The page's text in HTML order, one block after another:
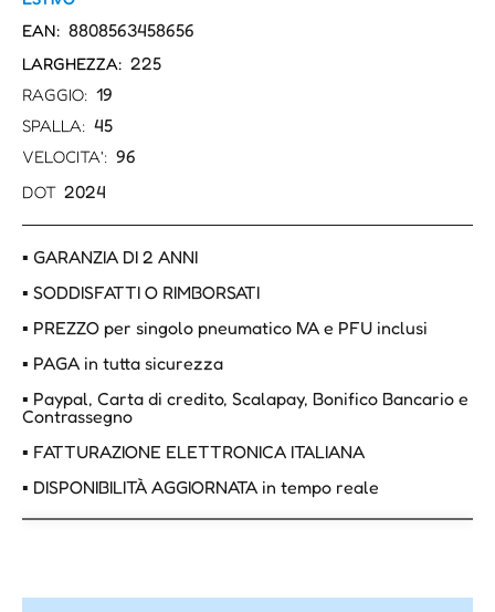
EAN: 8808563458656
LARGHEZZA: 225
RAGGIO: 19
SPALLA: 45
VELOCITA': 96
DOT 2024
▪ GARANZIA DI 2 ANNI
▪ SODDISFATTI O RIMBORSATI
▪ PREZZO per singolo pneumatico IVA e PFU inclusi
▪ PAGA in tutta sicurezza
▪ Paypal, Carta di credito, Scalapay, Bonifico Bancario e
Contrassegno
▪ FATTURAZIONE ELETTRONICA ITALIANA
▪ DISPONIBILITÀ AGGIORNATA in tempo reale